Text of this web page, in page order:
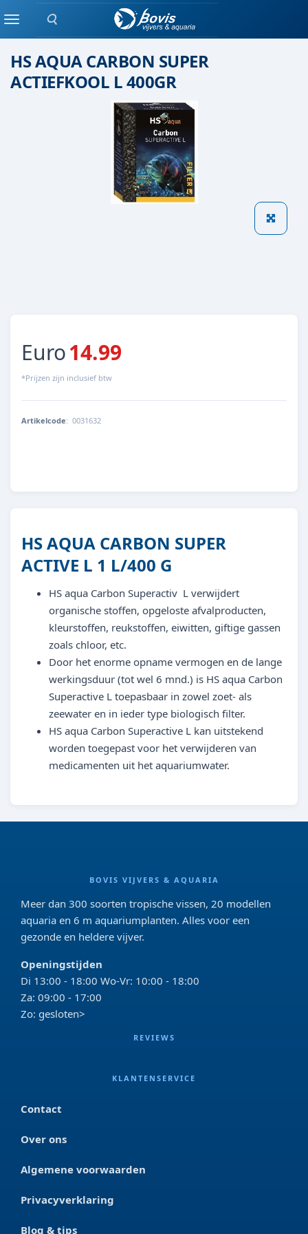
Zoeken
MenuFILTERMATERIAAL
HS AQUA CARBON SUPER
ACTIEFKOOL L 400GR
Euro14.99
*Prijzen zijn inclusief btw
Artikelcode: 0031632
HS AQUA CARBON SUPER
ACTIVE L 1 L/400 G
HS aqua Carbon Superactiv L verwijdert
organische stoffen, opgeloste afvalproducten,
kleurstoffen, reukstoffen, eiwitten, giftige gassen
zoals chloor, etc.
Door het enorme opname vermogen en de lange
werkingsduur (tot wel 6 mnd.) is HS aqua Carbon
Superactive L toepasbaar in zowel zoet- als
zeewater en in ieder type biologisch filter.
HS aqua Carbon Superactive L kan uitstekend
worden toegepast voor het verwijderen van
medicamenten uit het aquariumwater.
BOVIS VIJVERS & AQUARIA
Meer dan 300 soorten tropische vissen, 20 modellen
aquaria en 6 m aquariumplanten. Alles voor een
gezonde en heldere vijver.
Openingstijden
Di 13:00 - 18:00 Wo-Vr: 10:00 - 18:00
Za: 09:00 - 17:00
Zo: gesloten>
REVIEWS
KLANTENSERVICE
Contact
Over ons
Algemene voorwaarden
Privacyverklaring
Blog & tips